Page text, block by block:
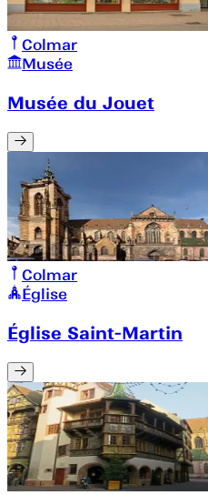
Colmar
Musée
Musée du Jouet
Colmar
Église
Église Saint-Martin